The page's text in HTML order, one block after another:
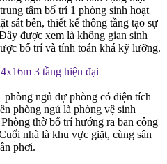
tâm bố trí 1 phòng sinh hoạt
sát bên, thiết kế thông tầng tạo sự
được xem là không gian sinh
bố trí và tính toán khá kỹ lưỡng.
ngủ dự phòng có diện tích
phòng ngủ là phòng vệ sinh
thờ bố trí hướng ra ban công
nhà là khu vực giặt, cùng sân
phơi.